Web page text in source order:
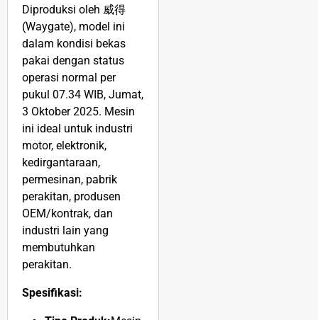
Diproduksi oleh 威得
(Waygate), model ini
dalam kondisi bekas
pakai dengan status
operasi normal per
pukul 07.34 WIB, Jumat,
3 Oktober 2025. Mesin
ini ideal untuk industri
motor, elektronik,
kedirgantaraan,
permesinan, pabrik
perakitan, produsen
OEM/kontrak, dan
industri lain yang
membutuhkan
perakitan.
Spesifikasi: